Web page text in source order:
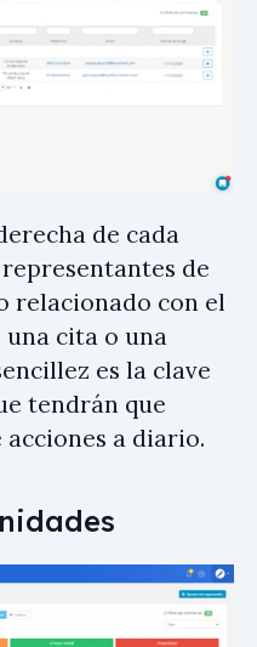
de cada
de
relacionado con el
cita o una
es la clave
tendrán que
a diario.